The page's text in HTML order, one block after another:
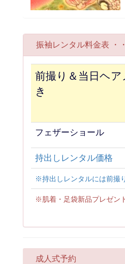
振袖レンタル料金表
前撮り＆当日ヘ
き
フェザーショール
持出しレンタル価格
※持出しレンタルには前撮
※肌着・足袋新品プレゼン
成人式予約